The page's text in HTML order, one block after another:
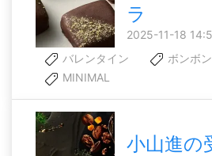
ラ
2025-11-18
バレンタイン
ボンボ
MINIMAL
小山進の